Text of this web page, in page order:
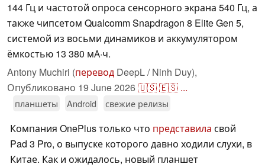
144 Гц и частотой опроса сенсорного экрана 540 Гц, а
также чипсетом Qualcomm Snapdragon 8 Elite Gen 5,
системой из восьми динамиков и аккумулятором
ёмкостью 13 380 мА·ч.
Antony Muchiri (перевод DeepL / Ninh Duy),
Опубликовано 19 June 2026🇺🇸🇪🇸 ...
планшеты Android свежие релизы
Компания OnePlus только что представила свой
Pad 3 Pro, о выпуске которого давно ходили слухи, в
Китае. Как и ожидалось, новый планшет